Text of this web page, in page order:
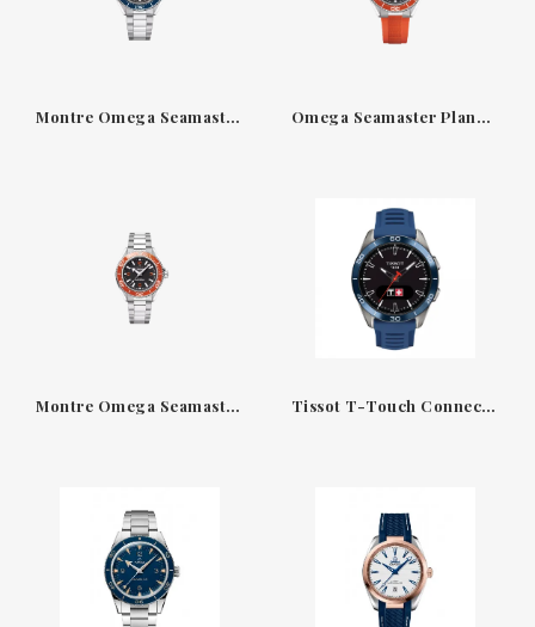
Montre Omega Seamaster Planet Ocean 600M 42 mm — Acier avec lunette bleue et cadran noir Omega Seamaster Planet Ocean 600M 42 mm — Acier avec lunette & bracelet caoutchouc orange
Montre Omega Seamaster Planet Ocean 600M 42 mm — Acier avec lunette orange & bracelet métal Tissot T-Touch Connect Sport